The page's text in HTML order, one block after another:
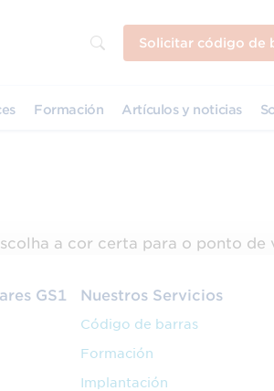
Solicitar código de
Formación Artículos y noticias
a cor certa para o ponto de
GS1 Nuestros Servicios
Código de barras
Formación
Implantación